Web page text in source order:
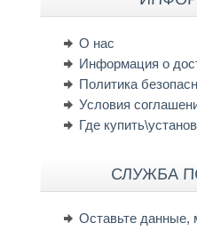
О нас
Информация о
Политика
Условия
Где
СЛУЖБА
Оставьте данные,